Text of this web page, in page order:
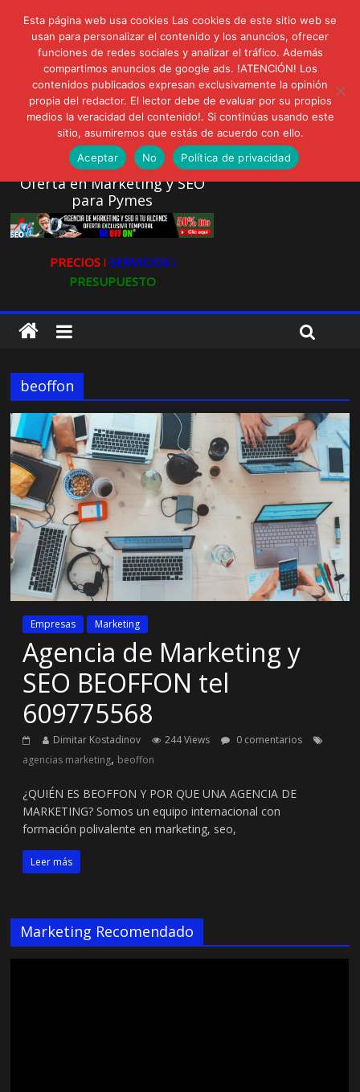
lunes, agosto 3, 2026
Novedades:
AVISPEX PLUS FORTE Bioeffitech y Protección natural sin
dañar el entorno
LIVAM estrena Agua de Sal
Ultravioleta Radio, Cómo una radio sin fines comerciales
conquistó a miles de oyentes
IA: Su importancia en las redes sociales
Gravatar: Tu Huella Digital en las Redes Sociales
Oferta en Marketing y SEO
para Pymes
PRECIOS ǀ SERVICIOS ǀ
PRESUPUESTO
beoffon
Empresas Marketing
Agencia de Marketing y
SEO BEOFFON tel
609775568
Dimitar Kostadinov 244 Views
0 comentarios
agencias marketing, beoffon
¿QUIÉN ES BEOFFON Y POR QUE UNA AGENCIA DE
MARKETING? Somos un equipo internacional con
formación polivalente en marketing, seo,
Leer más
Marketing Recomendado
Esta página web usa cookies Las cookies de este sitio web se
usan para personalizar el contenido y los anuncios, ofrecer
funciones de redes sociales y analizar el tráfico. Además
compartimos anuncios de google ads. !ATENCIÓN! Los
contenidos publicados expresan exclusivamente la opinión
propia del redactor. El lector debe de evaluar por su propios
medios la veracidad del contenido!. Si continúas usando este
sitio, asumiremos que estás de acuerdo con ello.
Aceptar
No Política de privacidad